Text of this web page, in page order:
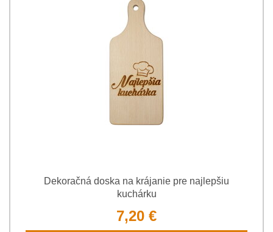
Dekoračná doska na krájanie pre najlepšiu
kuchárku
7,20 €